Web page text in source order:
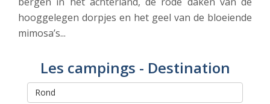
hooggelegen dorpjes en het geel van de bloeiende
mimosa’s...
Les campings - Destination